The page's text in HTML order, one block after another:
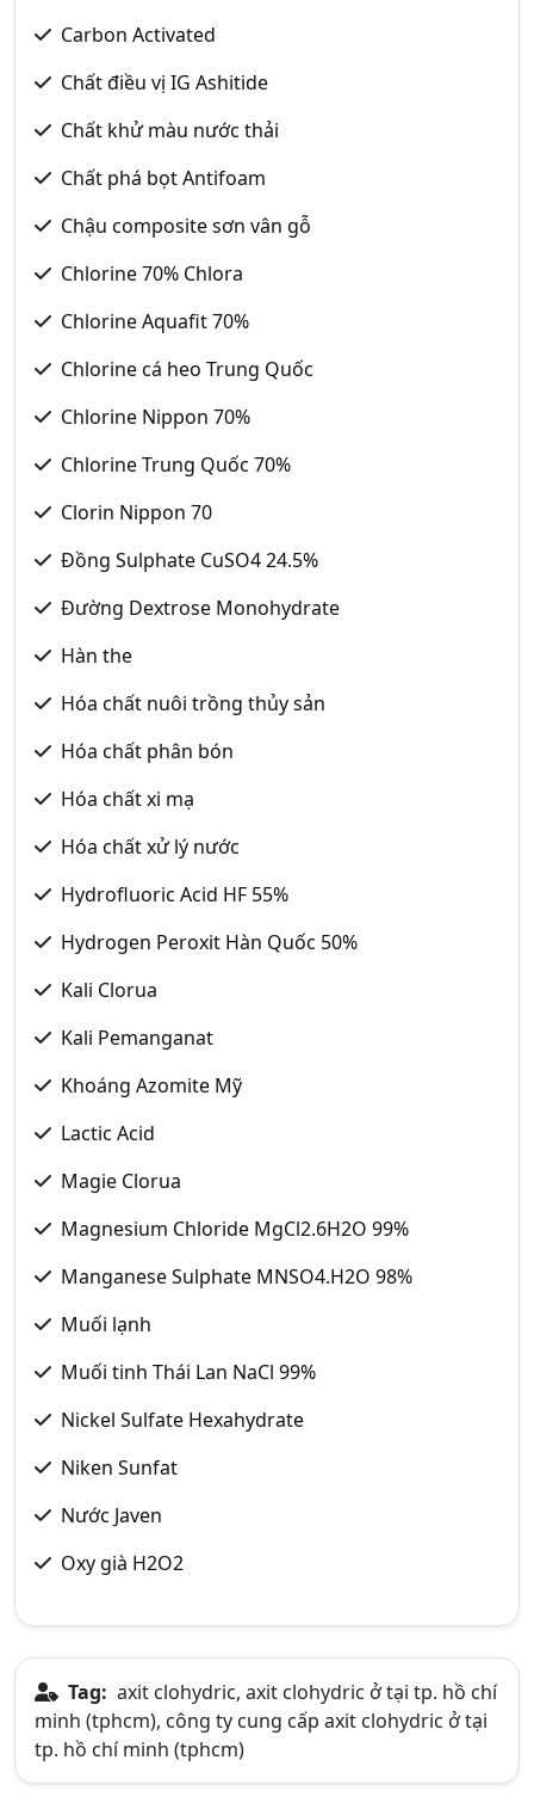
Carbon Activated
Chất điều vị IG Ashitide
Chất khử màu nước thải
Chất phá bọt Antifoam
Chậu composite sơn vân gỗ
Chlorine 70% Chlora
Chlorine Aquafit 70%
Chlorine cá heo Trung Quốc
Chlorine Nippon 70%
Chlorine Trung Quốc 70%
Clorin Nippon 70
Đồng Sulphate CuSO4 24.5%
Đường Dextrose Monohydrate
Hàn the
Hóa chất nuôi trồng thủy sản
Hóa chất phân bón
Hóa chất xi mạ
Hóa chất xử lý nước
Hydrofluoric Acid HF 55%
Hydrogen Peroxit Hàn Quốc 50%
Kali Clorua
Kali Pemanganat
Khoáng Azomite Mỹ
Lactic Acid
Magie Clorua
Magnesium Chloride MgCl2.6H2O 99%
Manganese Sulphate MNSO4.H2O 98%
Muối lạnh
Muối tinh Thái Lan NaCl 99%
Nickel Sulfate Hexahydrate
Niken Sunfat
Nước Javen
Oxy già H2O2
Tag: axit clohydric, axit clohydric ở tại tp. hồ chí
minh (tphcm), công ty cung cấp axit clohydric ở tại
tp. hồ chí minh (tphcm)